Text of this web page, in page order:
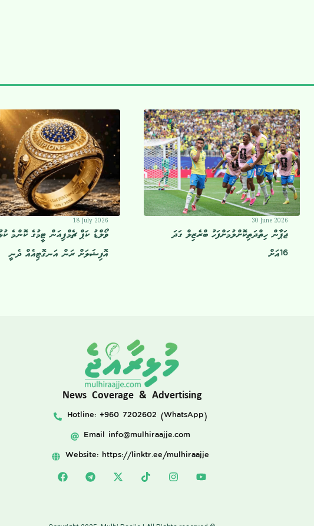
18 July 2026
ވޯލްޑު ކަޕް ޗެމްޕިއަން ޓީމުގެ ކޮންމެ
އޮފިޝަލަށް ރަން އަނގޮޓިއެއް ދެނީ
30 June 2026
ޖަޕާން ހިތްދަތިކޮށްލުމަށްފަހު ބްރެޒިލް ގަދަ
16އަށް
News Coverage & Advertising
Hotline: +960 7202602 (WhatsApp)
Email info@mulhiraajje.com
Website: https://linktr.ee/mulhiraajje